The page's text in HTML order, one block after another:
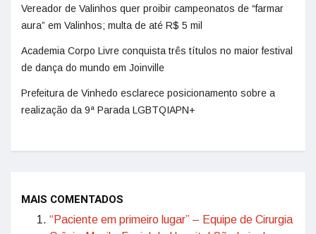
Vereador de Valinhos quer proibir campeonatos de “farmar
aura” em Valinhos; multa de até R$ 5 mil
Academia Corpo Livre conquista três títulos no maior festival
de dança do mundo em Joinville
Prefeitura de Vinhedo esclarece posicionamento sobre a
realização da 9ª Parada LGBTQIAPN+
MAIS COMENTADOS
“Paciente em primeiro lugar” – Equipe de Cirurgia